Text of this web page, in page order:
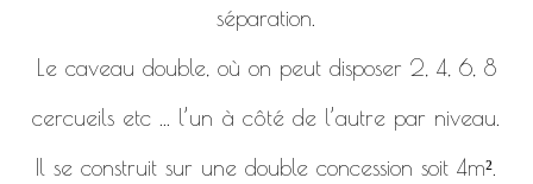
séparation.
Le caveau double, où on peut disposer 2, 4, 6, 8
cercueils etc ... l’un à côté de l’autre par niveau.
Il se construit sur une double concession soit 4m².